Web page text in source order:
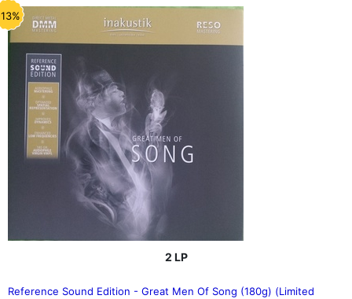
2 LP
Reference Sound Edition - Great Men Of Song (180g) (Limited